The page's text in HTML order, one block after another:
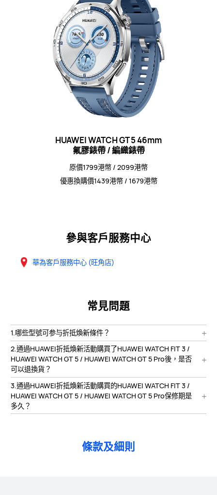
HUAWEI WATCH GT 5 46mm
氟膠錶帶 / 編織錶帶
原價1799港幣 / 2099港幣
優惠換購價1439港幣 / 1679港幣
參與客戶服務中心
華為客戶服務中心 (旺角店)
常見問題
1.哪些型號可参与折抵煥新條件？
2.通過HUAWEI折抵煥新活動購買了HUAWEI WATCH FIT 3 /
HUAWEI WATCH GT 5 / HUAWEI WATCH GT 5 Pro後，是否
可以退換貨？
3.通過HUAWEI折抵煥新活動購買的HUAWEI WATCH FIT 3 /
HUAWEI WATCH GT 5 / HUAWEI WATCH GT 5 Pro保修期是
多久？
條款及細則